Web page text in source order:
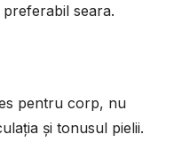
seara.
pentru corp, nu
și tonusul pielii.